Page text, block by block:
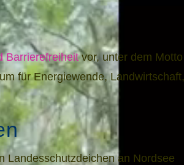
Barrierefreiheitvor, unter dem Motto
für Energiewende, Landwirtschaft,
Landesschutzdeichen an Nordsee